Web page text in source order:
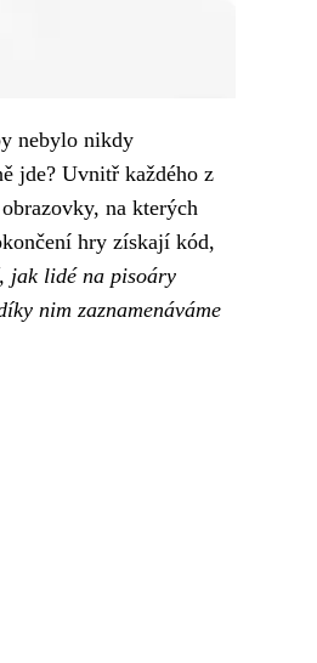
nebylo nikdy
jde? Uvnitř každého z
na kterých
hry získají kód,
jak lidé na pisoáry
nim zaznamenáváme